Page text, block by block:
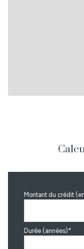
Montant du crédit
Durée (années)*